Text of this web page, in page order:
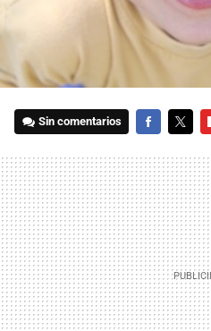
Sin comentarios